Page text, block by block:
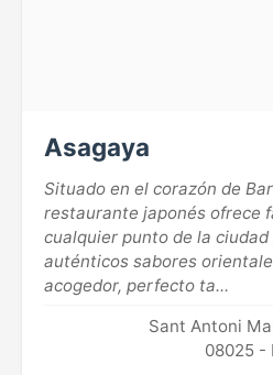
Asagaya
Situado en el corazón de
restaurante japonés ofrece
cualquier punto de la
auténticos sabores
acogedor, perfecto ta...
Sant Antoni
08025 -